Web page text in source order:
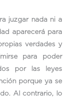
juzgar nada ni a
aparecerá para
verdades y
para poder
por las leyes
porque ya se
Al contrario, lo